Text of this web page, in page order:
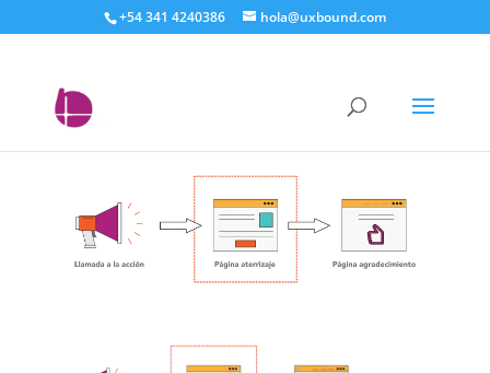
+54 341 4240386 hola@uxbound.com
proceso-de-conversion-
de-una-landing-page